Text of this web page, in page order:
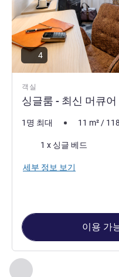
이전 - 객실
2 페이지 , 객실 1 : 싱글
객실
싱글룸 - 최신 머큐
4
1명 최대 11 m²/ 118
1 x 싱글 베드
세부 정보 보기
이용 가